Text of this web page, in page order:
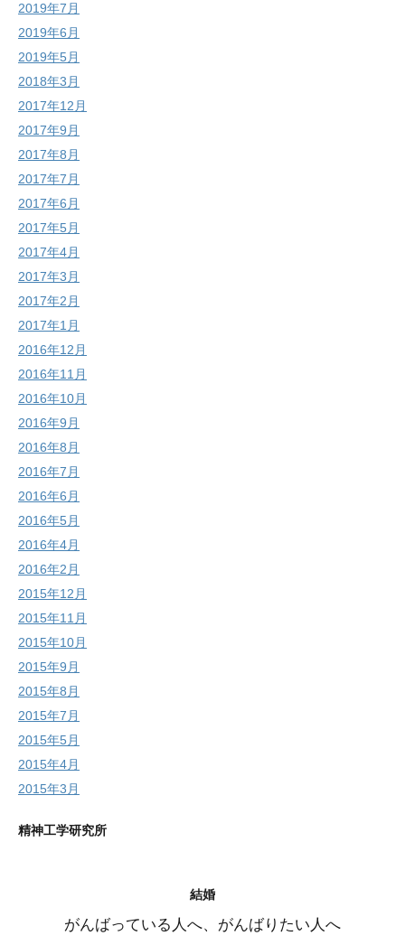
2019年7月
2019年6月
2019年5月
2018年3月
2017年12月
2017年9月
2017年8月
2017年7月
2017年6月
2017年5月
2017年4月
2017年3月
2017年2月
2017年1月
2016年12月
2016年11月
2016年10月
2016年9月
2016年8月
2016年7月
2016年6月
2016年5月
2016年4月
2016年2月
2015年12月
2015年11月
2015年10月
2015年9月
2015年8月
2015年7月
2015年5月
2015年4月
2015年3月
精神工学研究所
結婚
がんばっている人へ、がんばりたい人へ